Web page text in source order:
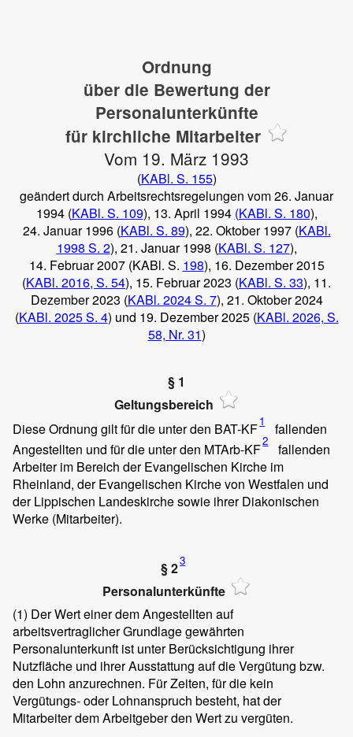
Ordnung
über die Bewertung der
Personalunterkünfte
für kirchliche Mitarbeiter
Vom 19. März 1993
(KABl. S. 155)
geändert durch Arbeitsrechtsregelungen vom 26. Januar
1994 (KABl. S. 109), 13. April 1994 (KABl. S. 180),
24. Januar 1996 (KABl. S. 89), 22. Oktober 1997 (KABl.
1998 S. 2), 21. Januar 1998 (KABl. S. 127),
14. Februar 2007 (KABl. S. 198), 16. Dezember 2015
(KABl. 2016, S. 54), 15. Februar 2023 (KABl. S. 33), 11.
Dezember 2023 (KABl. 2024 S. 7), 21. Oktober 2024
(KABl. 2025 S. 4) und 19. Dezember 2025 (KABl. 2026, S.
58, Nr. 31)
§ 1
Geltungsbereich
Diese Ordnung gilt für die unter den BAT-KF1
fallenden
Angestellten und für die unter den MTArb-KF2
fallenden
Arbeiter im Bereich der Evangelischen Kirche im
Rheinland, der Evangelischen Kirche von Westfalen und
der Lippischen Landeskirche sowie ihrer Diakonischen
Werke (Mitarbeiter).
§ 23
Personalunterkünfte
(1) Der Wert einer dem Angestellten auf
arbeitsvertraglicher Grundlage gewährten
Personalunterkunft ist unter Berücksichtigung ihrer
Nutzfläche und ihrer Ausstattung auf die Vergütung bzw.
den Lohn anzurechnen. Für Zeiten, für die kein
Vergütungs- oder Lohnanspruch besteht, hat der
Mitarbeiter dem Arbeitgeber den Wert zu vergüten.